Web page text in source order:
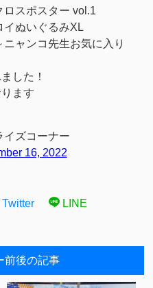
スポスター vol.1
ぬいぐるみXL
ャンコ先生お気に入り
した！
ます
ズコーナー
16, 2022
Twitter LINE
前後の記事